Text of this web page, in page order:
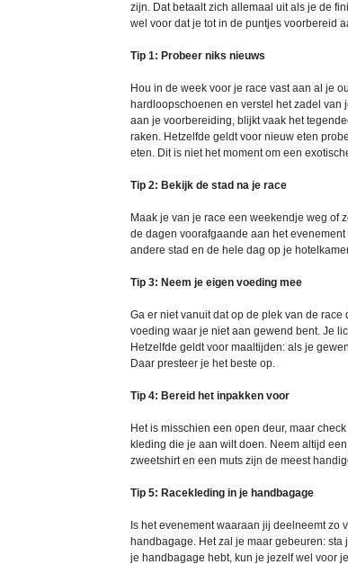
zijn. Dat betaalt zich allemaal uit als je de
wel voor dat je tot in de puntjes voorbereid
Tip 1: Probeer niks nieuws
Hou in de week voor je race vast aan al je
hardloopschoenen en verstel het zadel van
aan je voorbereiding, blijkt vaak het
raken. Hetzelfde geldt voor nieuw eten
eten. Dit is niet het moment om een
Tip 2: Bekijk de stad na je race
Maak je van je race een weekendje weg of
de dagen voorafgaande aan het
andere stad en de hele dag op je
Tip 3: Neem je eigen voeding mee
Ga er niet vanuit dat op de plek van de
voeding waar je niet aan gewend bent. Je
Hetzelfde geldt voor maaltijden: als je
Daar presteer je het beste op.
Tip 4: Bereid het inpakken voor
Het is misschien een open deur, maar
kleding die je aan wilt doen. Neem altijd
zweetshirt en een muts zijn de meest
Tip 5: Racekleding in je handbagage
Is het evenement waaraan jij deelneemt zo
handbagage. Het zal je maar gebeuren:
je handbagage hebt, kun je jezelf wel voor